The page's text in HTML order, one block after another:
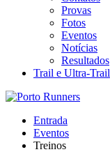
Provas
Fotos
Eventos
Notícias
Resultados
Trail e Ultra-Trail
Entrada
Eventos
Treinos